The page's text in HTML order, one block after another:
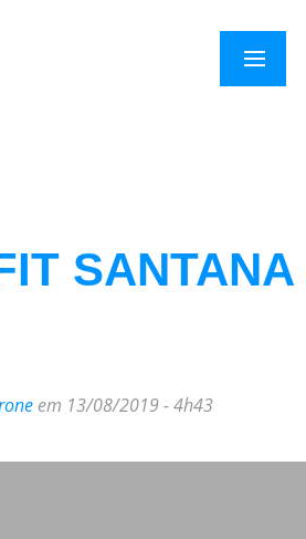
×
Menu
SANTANA
em 13/08/2019 - 4h43